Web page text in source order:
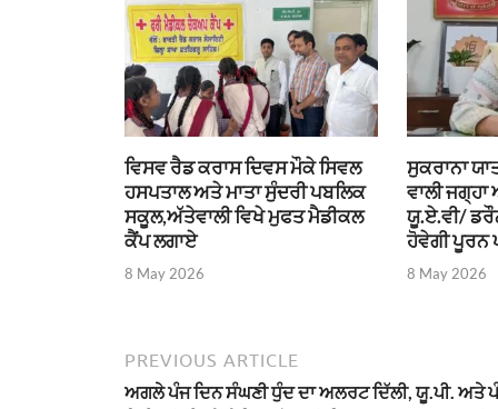
ਵਿਸਵ ਰੈਡ ਕਰਾਸ ਦਿਵਸ ਮੌਕੇ ਸਿਵਲ
ਹਸਪਤਾਲ ਅਤੇ ਮਾਤਾ ਸੁੰਦਰੀ ਪਬਲਿਕ
ਸਕੂਲ,ਅੱਤੇਵਾਲੀ ਵਿਖੇ ਮੁਫਤ ਮੈਡੀਕਲ
ਕੈਂਪ ਲਗਾਏ
8 May 2026
ਸੁਕਰਾਨਾ
ਵਾਲੀ
ਯੂ.ਏ.ਵੀ/
ਹੋਵੇਗੀ ਪੂਰਨ
8 May 2026
PREVIOUS ARTICLE
ਅਗਲੇ ਪੰਜ ਦਿਨ ਸੰਘਣੀ ਧੁੰਦ ਦਾ ਅਲਰਟ ਦਿੱਲੀ, ਯੂ.ਪੀ. ਅਤੇ